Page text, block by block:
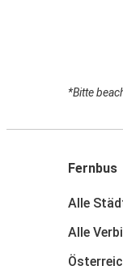
*Bitte
Fernbus
Alle
Alle